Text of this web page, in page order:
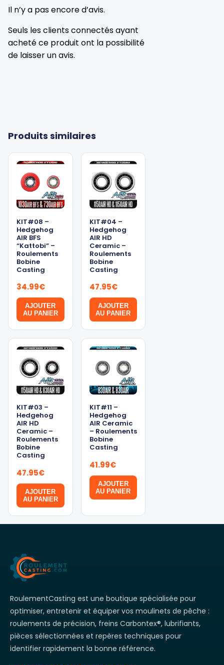
Il n’y a pas encore d’avis.
Seuls les clients connectés ayant
acheté ce produit ont la possibilité
de laisser un avis.
Produits similaires
KIT#08 –
Hedgehog
AIR BFS
“Kattobi” –
Roulements
Bobine
Casting
34.99€
AJOUTER
AU PANIER
KIT#04 –
Hedgehog
AIR HD
Ceramic –
Roulements
Bobine
Casting
47.95€
AJOUTER
AU PANIER
KIT#03 –
Hedgehog
AIR HD
Ceramic –
Roulements
Bobine
Casting
47.95€
AJOUTER
AU PANIER
KIT#11 –
Hedgehog
AIR Ceramic
– Roulements
Bobine
Casting
41.99€
AJOUTER
AU PANIER
RoulementCasting est une boutique spécialisée pour
optimiser, entretenir et équiper vos moulinets de pêche :
roulements de précision, freins Carbontex®, lubrifiants,
pièces sélectionnées et repères techniques pour
identifier rapidement la bonne référence.